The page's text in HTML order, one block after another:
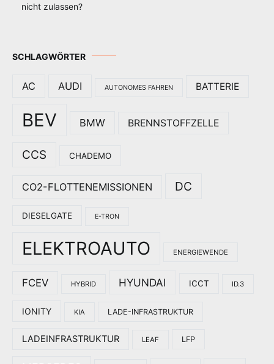
nicht zulassen?
SCHLAGWÖRTER
AC AUDI AUTONOMES FAHREN BATTERIE
BEV BMW BRENNSTOFFZELLE
CCS CHADEMO
CO2-FLOTTENEMISSIONEN DC
DIESELGATE E-TRON
ELEKTROAUTO ENERGIEWENDE
FCEV HYBRID HYUNDAI ICCT ID.3
IONITY KIA LADE-INFRASTRUKTUR
LADEINFRASTRUKTUR LEAF LFP